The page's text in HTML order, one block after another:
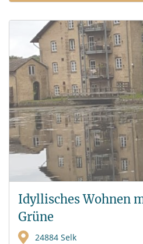
Idyllisches Wohnen
Grüne
24884 Selk